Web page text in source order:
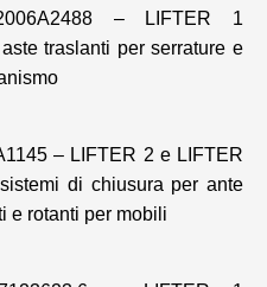
– LIFTER 1
traslanti per serrature e
– LIFTER 2 e LIFTER
di chiusura per ante
e rotanti per mobili